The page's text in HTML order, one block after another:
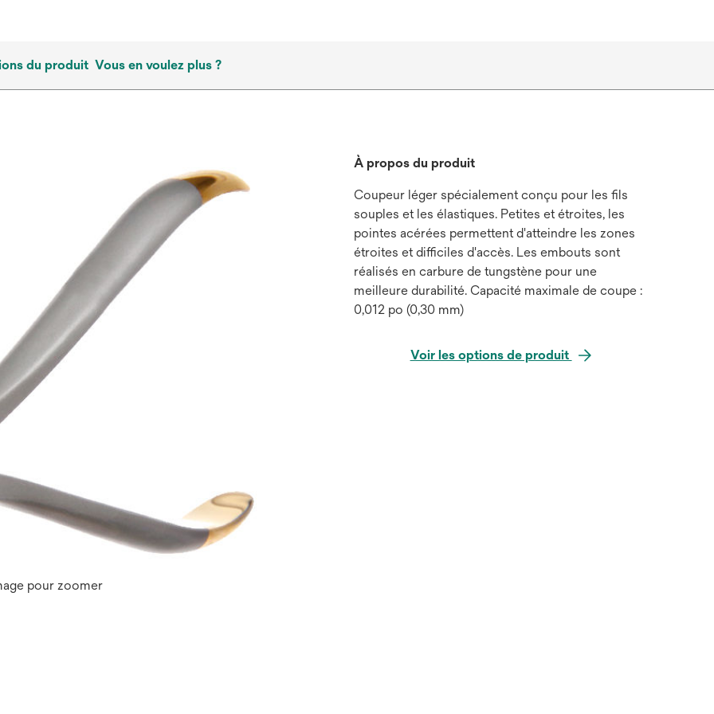
du produit Vous en voulez plus ?
pour zoomer
À propos du produit
Coupeur léger spécialement conçu pour les fils
souples et les élastiques. Petites et étroites, les
pointes acérées permettent d'atteindre les zones
étroites et difficiles d'accès. Les embouts sont
réalisés en carbure de tungstène pour une
meilleure durabilité. Capacité maximale de coupe :
0,012 po (0,30 mm)
Voir les options de produit